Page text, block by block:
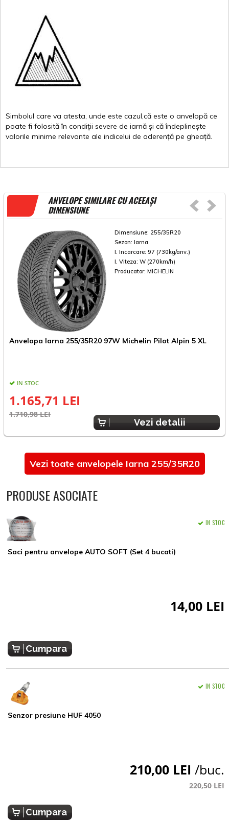
Simbolul care va atesta, unde este cazul,că este o anvelopă ce
poate fi folosită în condiții severe de iarnă și că îndeplinește
valorile minime relevante ale indicelui de aderență pe gheață.
ANVELOPE SIMILARE CU ACEEAȘI
DIMENSIUNE
Dimensiune: 255/35R20
Sezon: Iarna
I. Incarcare: 97 (730kg/anv.)
I. Viteza: W (270km/h)
Producator: MICHELIN
Anvelopa Iarna 255/35R20 97W Michelin Pilot Alpin 5 XL
IN STOC
1.165,71 LEI
1.710,98 LEI
Vezi detalii
Vezi toate anvelopele Iarna 255/35R20
PRODUSE ASOCIATE
Saci pentru anvelope AUTO SOFT (Set 4 bucati)
IN STOC
14,00 LEI
Cumpara
Senzor presiune HUF 4050
IN STOC
210,00 LEI /buc.
220,50 LEI
Cumpara